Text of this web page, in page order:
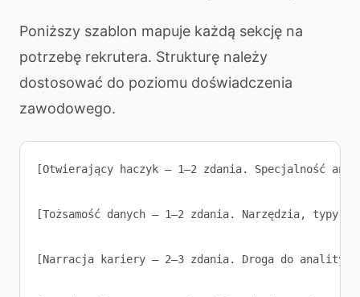
Poniższy szablon mapuje każdą sekcję na
potrzebę rekrutera. Strukturę należy
dostosować do poziomu doświadczenia
zawodowego.
[Otwierający haczyk — 1–2 zdania. Specjalność
[Tożsamość danych — 1–2 zdania. Narzędzia, typy
[Narracja kariery — 2–3 zdania. Droga do analityki